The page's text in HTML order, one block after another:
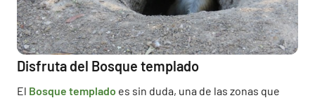
Disfruta del Bosque templado
El Bosque templado es sin duda, una de las zonas que